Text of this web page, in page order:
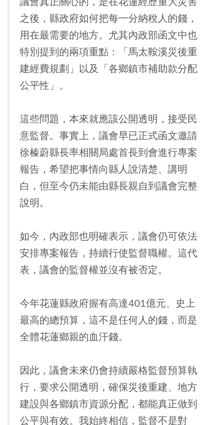
之後，縣政府如何把每一分納稅人的錢，
用在最需要的地方。尤其內政部函文中也
特別提到的兩項重點：「馬太鞍溪災後重
建經費規劃」以及「各鄉鎮市補助款分配
公平性」。
這些問題，本來就應該公開透明，接受民
意監督。事實上，議會早已正式函文邀請
徐榛蔚縣長率相關局處首長到會進行專案
報告，希望把事情向縣人說清楚、講明
白，但至今仍未能由縣長親自到議會完整
說明。
如今，內政部也明確表示，議會仍可依法
安排專案報告，持續行使監督職權。這代
表，議會的監督權並沒有被否定。
今年花蓮縣政府握有高達401億元、史上
最高的總預算，這不是任何人的錢，而是
全體花蓮鄉親的血汗錢。
因此，議會未來仍會持續嚴格監督預算執
行，要求公開透明，確保災後重建、地方
建設與各鄉鎮市資源分配，都能真正做到
公平與有效。我始終相信，監督不是對